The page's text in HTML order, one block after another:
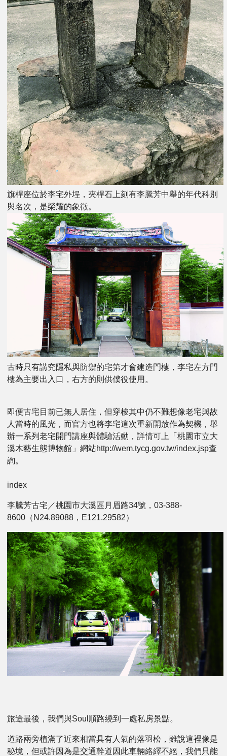
旗桿座位於李宅外埕，夾桿石上刻有李騰芳中舉的年代科別
與名次，是榮耀的象徵。
古時只有講究隱私與防禦的宅第才會建造門樓，李宅左方門
樓為主要出入口，右方的則供僕役使用。
即便古宅目前已無人居住，但穿梭其中仍不難想像老宅與故
人當時的風光，而官方也將李宅這次重新開放作為契機，舉
辦一系列老宅開門講座與體驗活動，詳情可上「桃園市立大
溪木藝生態博物館」網站http://wem.tycg.gov.tw/index.jsp查
詢。
index
李騰芳古宅／桃園市大溪區月眉路34號，03-388-
8600（N24.89088，E121.29582）
旅途最後，我們與Soul順路繞到一處私房景點。
道路兩旁植滿了近來相當具有人氣的落羽松，雖說這裡像是
秘境，但或許因為是交通幹道因此車輛絡繹不絕，我們只能